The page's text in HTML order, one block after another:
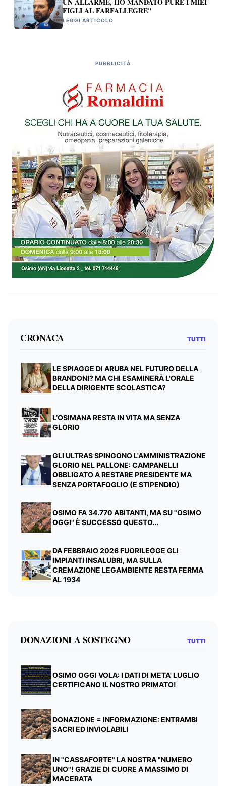
FIGLI AL FARFALLEGRE"
LEGGI ARTICOLO
PUBBLICITÀ
CRONACA TUTTI
LE SPIAGGE DI ARUBA NEL FUTURO DELLA
BRANDONI? MA CHI ESAMINERÀ L'ORALE
DELLA DIRIGENTE SCOLASTICA?
L’OSIMANA RESTA IN VITA MA SENZA
GLORIO
GLI ULTRAS SPINGONO L'AMMINISTRAZIONE
GLORIO NEL PALLONE: CAMPANELLI
OBBLIGATO A RESTARE PRESIDENTE MA
SENZA PORTAFOGLIO (E STIPENDIO)
OSIMO FA 34.770 ABITANTI, MA SU "OSIMO
OGGI" È SUCCESSO QUESTO...
DA FEBBRAIO 2026 FUORILEGGE GLI
IMPIANTI INSALUBRI, MA SULLA
CREMAZIONE LEGAMBIENTE RESTA FERMA
AL 1934
DONAZIONI A SOSTEGNO TUTTI
OSIMO OGGI VOLA: I DATI DI META' LUGLIO
CERTIFICANO IL NOSTRO PRIMATO!
DONAZIONE = INFORMAZIONE: ENTRAMBI
SACRI ED INVIOLABILI
IN "CASSAFORTE" LA NOSTRA "NUMERO
UNO"! GRAZIE DI CUORE A MASSIMO DI
MACERATA